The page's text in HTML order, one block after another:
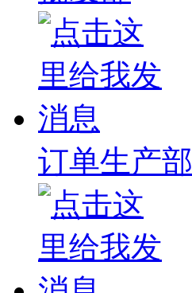
订单生产部